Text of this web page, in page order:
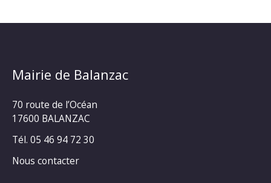
Mairie de Balanzac
70 route de l’Océan
17600 BALANZAC
Tél. 05 46 94 72 30
Nous contacter